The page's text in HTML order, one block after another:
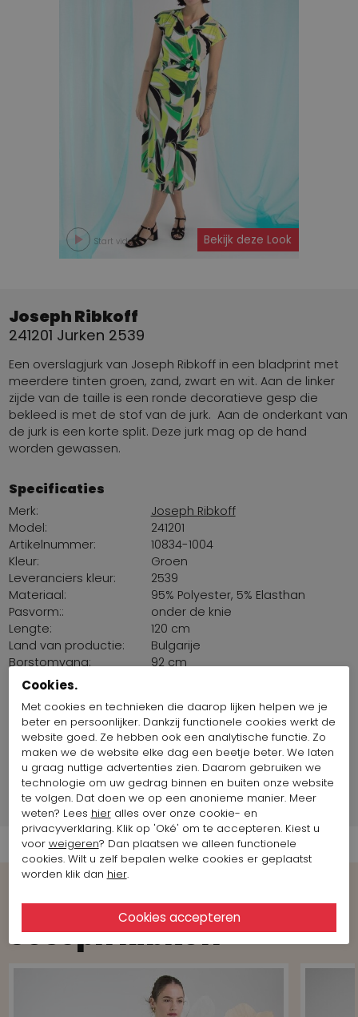
Bekijk deze Look
Start video
Joseph Ribkoff
241201 Jurken 2539
Een overslagjurk van Joseph Ribkoff in een bladprint met
meerdere tinten groen, zand, zwart en wit. Aan de linker
zijde van de taille is een ronde decoratieve gesp die
bekleed is met de stof van de jurk. Aan de onderkant van
de jurk is een korte split. Deze jurk mag op de hand
worden gewassen.
Specificaties
Merk:
Joseph Ribkoff
Model:
241201
Artikelnummer:
10834-1004
Kleur:
Groen
Leveranciers kleur:
2539
Materiaal:
95% Polyester, 5% Elasthan
Pasvorm::
onder de knie
Lengte:
120 cm
Land van productie:
Bulgarije
Borstomvang:
92 cm
Maat artikel op foto:
Fotomodel informatie
Merk Informatie
Verzend informatie
Bekijk meer Looks van het merk
Joseph Ribkoff
Cookies.
Met cookies en technieken die daarop lijken helpen we je
beter en persoonlijker. Dankzij functionele cookies werkt de
website goed. Ze hebben ook een analytische functie. Zo
maken we de website elke dag een beetje beter. We laten
u graag nuttige advertenties zien. Daarom gebruiken we
technologie om uw gedrag binnen en buiten onze website
te volgen. Dat doen we op een anonieme manier. Meer
weten? Lees hieralles over onze cookie- en
privacyverklaring. Klik op 'Oké' om te accepteren. Kiest u
voor weigeren? Dan plaatsen we alleen functionele
cookies. Wilt u zelf bepalen welke cookies er geplaatst
worden klik dan hier.